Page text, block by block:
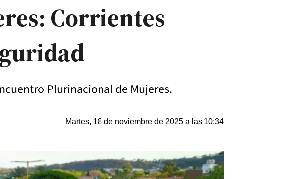
Corrientes
Plurinacional de Mujeres.
Martes, 18 de noviembre de 2025 a las 10:34